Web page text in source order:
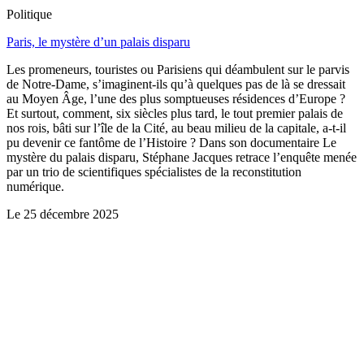
Politique
Paris, le mystère d’un palais disparu
Les promeneurs, touristes ou Parisiens qui déambulent sur le parvis
de Notre-Dame, s’imaginent-ils qu’à quelques pas de là se dressait
au Moyen Âge, l’une des plus somptueuses résidences d’Europe ?
Et surtout, comment, six siècles plus tard, le tout premier palais de
nos rois, bâti sur l’île de la Cité, au beau milieu de la capitale, a-t-il
pu devenir ce fantôme de l’Histoire ? Dans son documentaire Le
mystère du palais disparu, Stéphane Jacques retrace l’enquête menée
par un trio de scientifiques spécialistes de la reconstitution
numérique.
Le 25 décembre 2025